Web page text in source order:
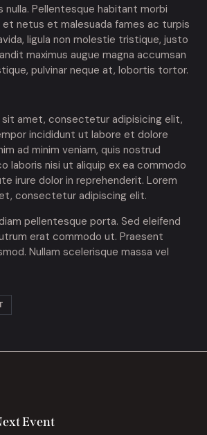
Pellentesque habitant morbi
netus et malesuada fames ac turpis
ligula non molestie tristique, justo
maximus augue magna accumsan
pulvinar neque at, lobortis tortor.
sit amet, consectetur adipisicing elit,
incididunt ut labore et dolore
ad minim veniam, quis nostrud
laboris nisi ut aliquip ex ea commodo
irure dolor in reprehenderit. Lorem
consectetur adipiscing elit.
pellentesque porta. Sed eleifend
erat commodo ut. Praesent
Nullam scelerisque massa vel
Event